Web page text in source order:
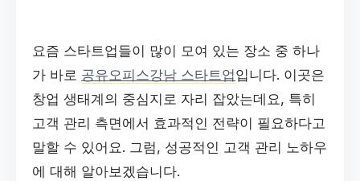
요즘 스타트업들이 많이 모여 있는 장소 중 하나
가 바로 공유오피스강남 스타트업입니다. 이곳은
창업 생태계의 중심지로 자리 잡았는데요, 특히
고객 관리 측면에서 효과적인 전략이 필요하다고
말할 수 있어요. 그럼, 성공적인 고객 관리 노하우
에 대해 알아보겠습니다.